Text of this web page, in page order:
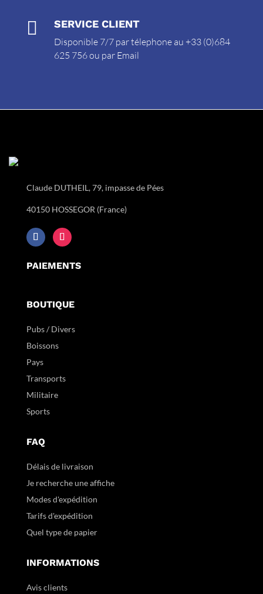
 SERVICE CLIENT
Disponible 7/7 par télephone au +33 (0)684
625 756 ou par Email
Claude DUTHEIL, 79, impasse de Pées
40150 HOSSEGOR (France)
PAIEMENTS
BOUTIQUE
Pubs / Divers
Boissons
Pays
Transports
Militaire
Sports
FAQ
Délais de livraison
Je recherche une affiche
Modes d'expédition
Tarifs d'expédition
Quel type de papier
INFORMATIONS
Avis clients